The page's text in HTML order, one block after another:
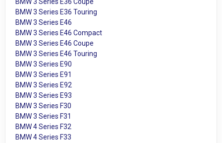
BMW 3 Series E36 Coupe
BMW 3 Series E36 Touring
BMW 3 Series E46
BMW 3 Series E46 Compact
BMW 3 Series E46 Coupe
BMW 3 Series E46 Touring
BMW 3 Series E90
BMW 3 Series E91
BMW 3 Series E92
BMW 3 Series E93
BMW 3 Series F30
BMW 3 Series F31
BMW 4 Series F32
BMW 4 Series F33